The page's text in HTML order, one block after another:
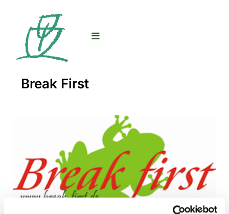
Break First